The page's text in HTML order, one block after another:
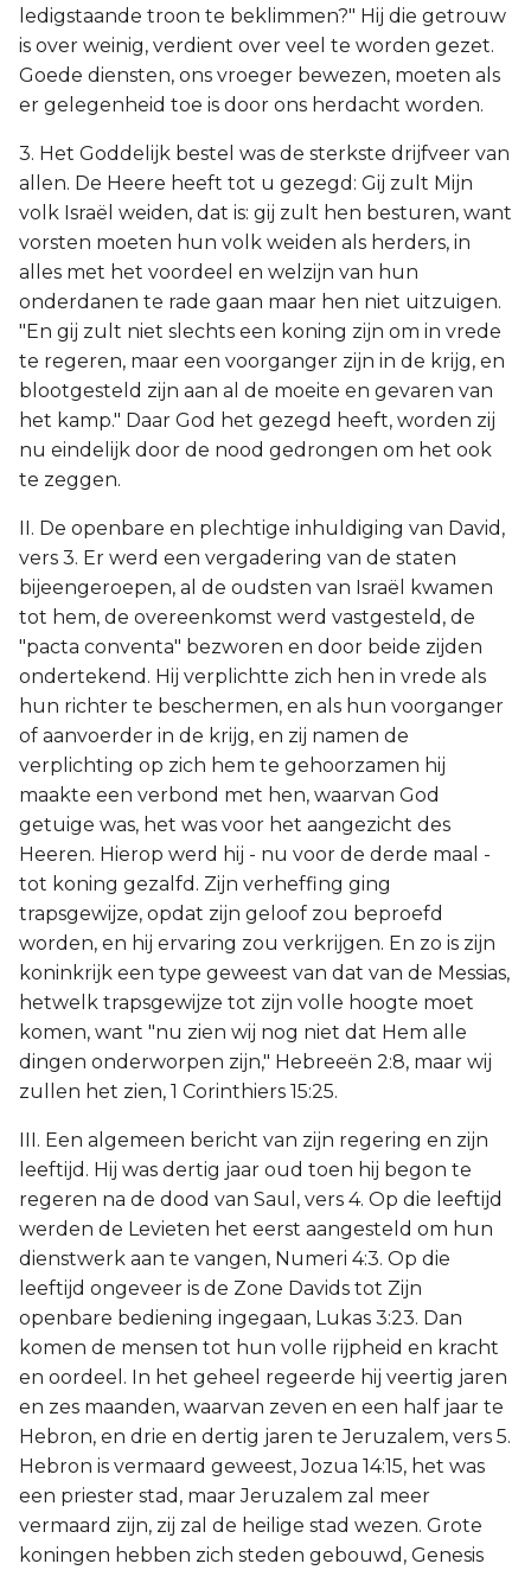
ledigstaande troon te beklimmen?" Hij die getrouw
is over weinig, verdient over veel te worden gezet.
Goede diensten, ons vroeger bewezen, moeten als
er gelegenheid toe is door ons herdacht worden.
3. Het Goddelijk bestel was de sterkste drijfveer van
allen. De Heere heeft tot u gezegd: Gij zult Mijn
volk Israël weiden, dat is: gij zult hen besturen, want
vorsten moeten hun volk weiden als herders, in
alles met het voordeel en welzijn van hun
onderdanen te rade gaan maar hen niet uitzuigen.
"En gij zult niet slechts een koning zijn om in vrede
te regeren, maar een voorganger zijn in de krijg, en
blootgesteld zijn aan al de moeite en gevaren van
het kamp." Daar God het gezegd heeft, worden zij
nu eindelijk door de nood gedrongen om het ook
te zeggen.
II. De openbare en plechtige inhuldiging van David,
vers 3. Er werd een vergadering van de staten
bijeengeroepen, al de oudsten van Israël kwamen
tot hem, de overeenkomst werd vastgesteld, de
"pacta conventa" bezworen en door beide zijden
ondertekend. Hij verplichtte zich hen in vrede als
hun richter te beschermen, en als hun voorganger
of aanvoerder in de krijg, en zij namen de
verplichting op zich hem te gehoorzamen hij
maakte een verbond met hen, waarvan God
getuige was, het was voor het aangezicht des
Heeren. Hierop werd hij - nu voor de derde maal -
tot koning gezalfd. Zijn verheffing ging
trapsgewijze, opdat zijn geloof zou beproefd
worden, en hij ervaring zou verkrijgen. En zo is zijn
koninkrijk een type geweest van dat van de Messias,
hetwelk trapsgewijze tot zijn volle hoogte moet
komen, want "nu zien wij nog niet dat Hem alle
dingen onderworpen zijn," Hebreeën 2:8, maar wij
zullen het zien, 1 Corinthiers 15:25.
III. Een algemeen bericht van zijn regering en zijn
leeftijd. Hij was dertig jaar oud toen hij begon te
regeren na de dood van Saul, vers 4. Op die leeftijd
werden de Levieten het eerst aangesteld om hun
dienstwerk aan te vangen, Numeri 4:3. Op die
leeftijd ongeveer is de Zone Davids tot Zijn
openbare bediening ingegaan, Lukas 3:23. Dan
komen de mensen tot hun volle rijpheid en kracht
en oordeel. In het geheel regeerde hij veertig jaren
en zes maanden, waarvan zeven en een half jaar te
Hebron, en drie en dertig jaren te Jeruzalem, vers 5.
Hebron is vermaard geweest, Jozua 14:15, het was
een priester stad, maar Jeruzalem zal meer
vermaard zijn, zij zal de heilige stad wezen. Grote
koningen hebben zich steden gebouwd, Genesis